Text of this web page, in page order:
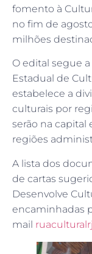
fomento à
no fim de
milhões
O edital segue
Estadual de
estabelece a
culturais por
serão na capital
regiões
A lista dos
de cartas
Desenvolve
encaminhadas
mail